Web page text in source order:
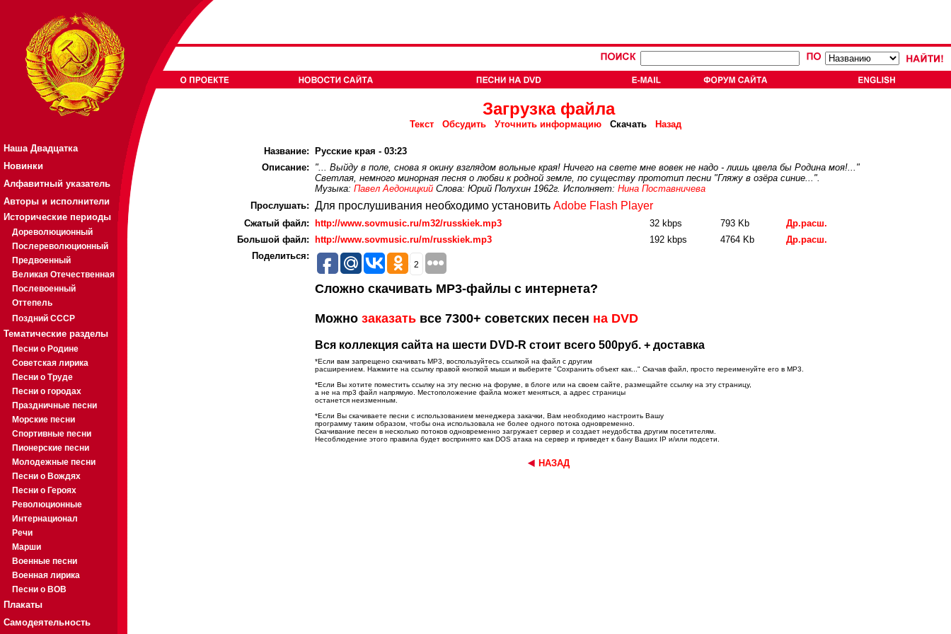
Наша Двадцатка
Новинки
Алфавитный указатель
Авторы и исполнители
Исторические периоды
Дореволюционный
Послереволюционный
Предвоенный
Великая Отечественная
Послевоенный
Оттепель
Поздний СССР
Тематические разделы
Песни о Родине
Советская лирика
Песни о Труде
Песни о городах
Праздничные песни
Морские песни
Спортивные песни
Пионерские песни
Молодежные песни
Песни о Вождях
Песни о Героях
Революционные
Интернационал
Речи
Марши
Военные песни
Военная лирика
Песни о ВОВ
Плакаты
Самодеятельность
Загрузка файла
Текст Обсудить Уточнить информацию Скачать Назад
Название:
Русские края - 03:23
Описание:
"... Выйду в поле, снова я окину взглядом вольные края! Ничего на свете мне вовек не надо - лишь цвела бы Родина моя!..."
Светлая, немного минорная песня о любви к родной земле, по существу прототип песни "Гляжу в озёра синие...".
Музыка: Павел Аедоницкий Слова: Юрий Полухин 1962г. Исполняет: Нина Поставничева
Прослушать: Для прослушивания необходимо установить Adobe Flash Player
Cжатый файл: http://www.sovmusic.ru/m32/russkiek.mp3 32 kbps 793 Kb
Др.расш.
Большой файл:
http://www.sovmusic.ru/m/russkiek.mp3 192 kbps 4764 Kb
Др.расш.
Поделиться:
2
Сложно скачивать MP3-файлы с интернета?
Можно заказать все 7300+ советских песен на DVD
Вся коллекция сайта на шести DVD-R стоит всего 500руб. + доставка
*Если вам запрещено скачивать MP3, воспользуйтесь ссылкой на файл с другим
расширением. Нажмите на ссылку правой кнопкой мыши и выберите "Сохранить объект как..." Скачав файл, просто переименуйте его в MP3.
*Если Вы хотите поместить ссылку на эту песню на форуме, в блоге или на своем сайте, размещайте ссылку на эту страницу,
а не на mp3 файл напрямую. Местоположение файла может меняться, а адрес страницы
останется неизменным.
*Если Вы скачиваете песни с использованием менеджера закачки, Вам необходимо настроить Вашу
программу таким образом, чтобы она использовала не более одного потока одновременно.
Скачивание песен в несколько потоков одновременно загружает сервер и создает неудобства другим посетителям.
Несоблюдение этого правила будет воспринято как DOS атака на сервер и приведет к бану Ваших IP и/или подсети.
НАЗАД